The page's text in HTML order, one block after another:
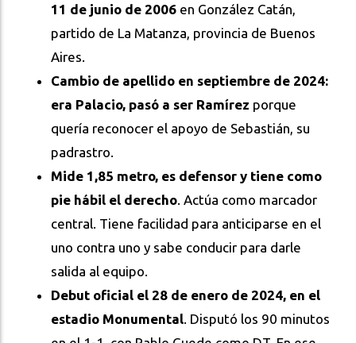
11 de junio de 2006 en González Catán,
partido de La Matanza, provincia de Buenos
Aires.
Cambio de apellido en septiembre de 2024:
era Palacio, pasó a ser Ramírez porque
quería reconocer el apoyo de Sebastián, su
padrastro.
Mide 1,85 metro, es defensor y tiene como
pie hábil el derecho. Actúa como marcador
central. Tiene facilidad para anticiparse en el
uno contra uno y sabe conducir para darle
salida al equipo.
Debut oficial el 28 de enero de 2024, en el
estadio Monumental. Disputó los 90 minutos